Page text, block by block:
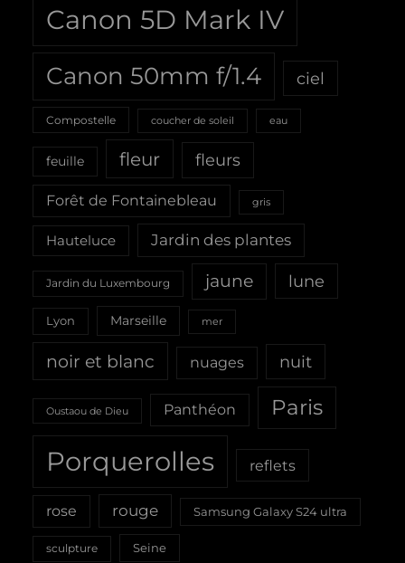
Canon 5D Mark IV
Canon 50mm f/1.4 ciel
Compostelle coucher de soleil eau
feuille fleur fleurs
Forêt de Fontainebleau gris
Hauteluce Jardin des plantes
Jardin du Luxembourg jaune lune
Lyon Marseille mer
noir et blanc nuages nuit
Oustaou de Dieu Panthéon Paris
Porquerolles reflets
rose rouge Samsung Galaxy S24 ultra
sculpture Seine